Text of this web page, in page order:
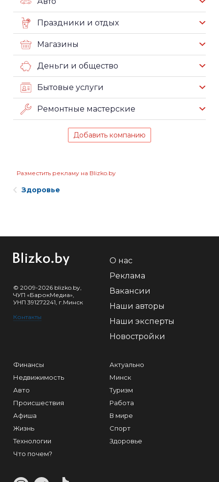
Праздники и отдых
Магазины
Деньги и общество
Бытовые услуги
Ремонтные мастерские
Добавить компанию
Разместить рекламу на Blizko.by
Здоровье
© 2009-2026 blizko.by,
ЧУП «БарокМедиа»,
УНП 391272241, г.Минск
Контакты
О нас
Реклама
Вакансии
Наши авторы
Наши эксперты
Новостройки
Финансы
Недвижимость
Авто
Происшествия
Афиша
Жизнь
Технологии
Что почем?
Актуально
Минск
Туризм
Работа
В мире
Спорт
Здоровье